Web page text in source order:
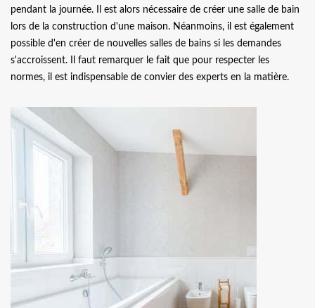
pendant la journée. Il est alors nécessaire de créer une salle de bain
lors de la construction d'une maison. Néanmoins, il est également
possible d'en créer de nouvelles salles de bains si les demandes
s'accroissent. Il faut remarquer le fait que pour respecter les
normes, il est indispensable de convier des experts en la matière.